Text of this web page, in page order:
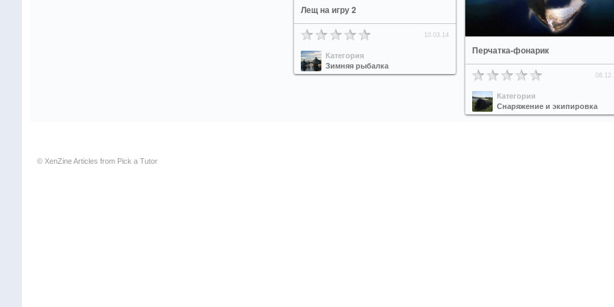
Лещ на игру 2
10.03.14
Категория
Зимняя рыбалка
Перчатка-фонарик
Категория
Снаряжение и экипировка
© XenZineArticles from Pick a Tutor